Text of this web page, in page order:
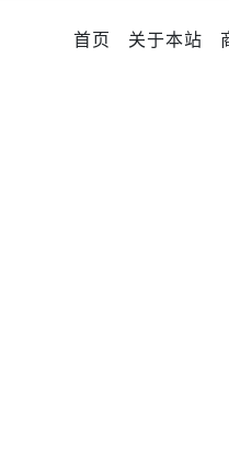
首页 关于本站